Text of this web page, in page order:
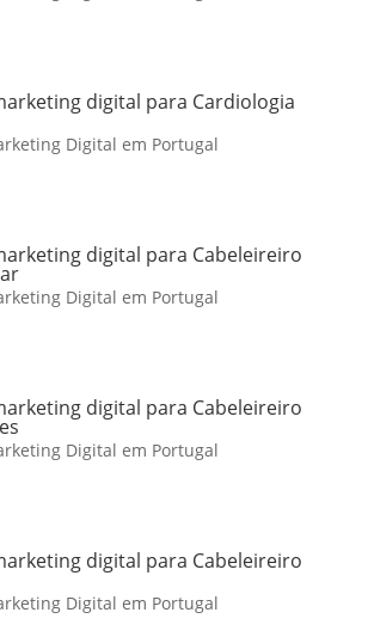
digital para Cardiologia
Digital em Portugal
digital para Cabeleireiro
Digital em Portugal
digital para Cabeleireiro
Digital em Portugal
digital para Cabeleireiro
Digital em Portugal